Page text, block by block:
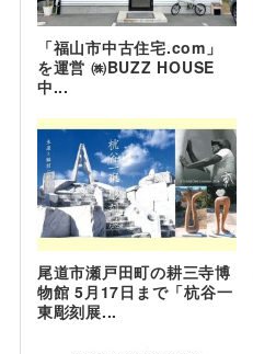
「福山市中古住宅.com」
を運営 ㈱BUZZ HOUSE
中...
尾道市瀬戸田町の耕三寺博
物館 5月17日まで「杭谷一
東彫刻展...